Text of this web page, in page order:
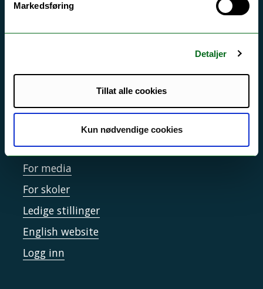
Markedsføring
Detaljer
Tillat alle cookies
Kun nødvendige cookies
Driftsmeldinger
Personvern ved UiT
Sikkerhet, beredskap og personvern
Informasjonskapsler
Tilgjengelighetserklæring
Kontakt UiT
For media
For skoler
Ledige stillinger
English website
Logg inn